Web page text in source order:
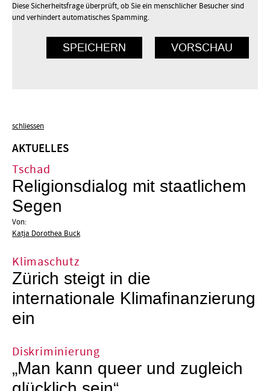
Diese Sicherheitsfrage überprüft, ob Sie ein menschlicher Besucher sind
und verhindert automatisches Spamming.
schliessen
AKTUELLES
Tschad
Religionsdialog mit staatlichem
Segen
Von:
Katja Dorothea Buck
Klimaschutz
Zürich steigt in die
internationale Klimafinanzierung
ein
Diskriminierung
„Man kann queer und zugleich